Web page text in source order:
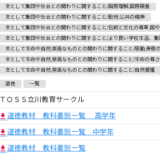
主として集団や社会との関わりに関すること/国際理解,国際親善
主として集団や社会との関わりに関すること/勤労,公共の精神
主として集団や社会との関わりに関すること/伝統と文化の尊重,国や
主として集団や社会との関わりに関すること/より良い学校生活、
主として生命や自然,崇高なものとの関わりに関すること/感動,畏敬
主として生命や自然,崇高なものとの関わりに関すること/生命の尊さ
主として生命や自然,崇高なものとの関わりに関すること/自然愛護
道徳 一覧
ＴＯＳＳ立川教育サークル
道徳教材 教科書別一覧 高学年
道徳教材 教科書別一覧 中学年
道徳教材 教科書別一覧